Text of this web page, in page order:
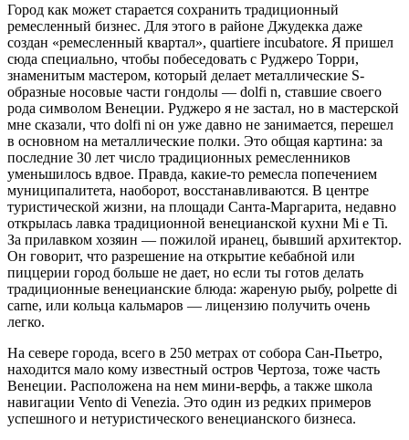
Город как может старается сохранить традиционный
ремесленный бизнес. Для этого в районе Джудекка даже
создан «ремесленный квартал», quartiere incubatore. Я пришел
сюда специально, чтобы побеседовать с Руджеро Торри,
знаменитым мастером, который делает металлические S-
образные носовые части гондолы — dolfi n, ставшие своего
рода символом Венеции. Руджеро я не застал, но в мастерской
мне сказали, что dolfi ni он уже давно не занимается, перешел
в основном на металлические полки. Это общая картина: за
последние 30 лет число традиционных ремесленников
уменьшилось вдвое. Правда, какие-то ремесла попечением
муниципалитета, наоборот, восстанавливаются. В центре
туристической жизни, на площади Санта-Маргарита, недавно
открылась лавка традиционной венецианской кухни Mi e Ti.
За прилавком хозяин — пожилой иранец, бывший архитектор.
Он говорит, что разрешение на открытие кебабной или
пиццерии город больше не дает, но если ты готов делать
традиционные венецианские блюда: жареную рыбу, polpette di
carne, или кольца кальмаров — лицензию получить очень
легко.
На севере города, всего в 250 метрах от собора Сан-Пьетро,
находится мало кому известный остров Чертоза, тоже часть
Венеции. Расположена на нем мини-верфь, а также школа
навигации Vento di Venezia. Это один из редких примеров
успешного и нетуристического венецианского бизнеса.